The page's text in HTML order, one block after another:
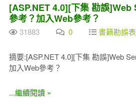
[ASP.NET 4.0][下集 勘誤
參考？加入Web參考？
31883 0 書籍勘誤表
摘要:[ASP.NET 4.0][下集 勘誤]Web
加入Web參考？
...繼續閱讀 »